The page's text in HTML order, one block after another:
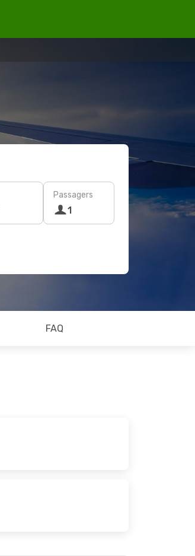
Passagers
1
FAQ